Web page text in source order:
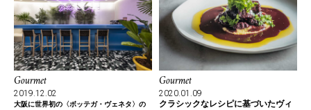
Gourmet
2019.12.02
大阪に世界初の〈ボッテガ・ヴェネタ〉の
Gourmet
2020.01.09
クラシックなレシピに基づいたヴィ